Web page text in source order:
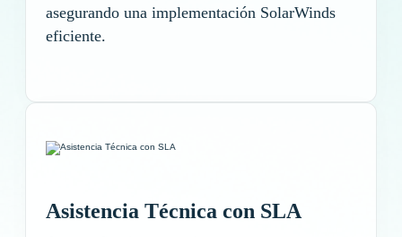
asegurando una implementación SolarWinds
eficiente.
Asistencia Técnica con SLA